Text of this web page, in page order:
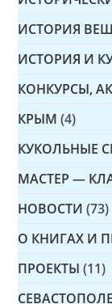
ИСТОРИЯ
ИСТОРИЯ И
КОНКУРСЫ,
КРЫМ (4)
КУКОЛЬНЫЕ
МАСТЕР —
НОВОСТИ (73)
О КНИГАХ И
ПРОЕКТЫ (11)